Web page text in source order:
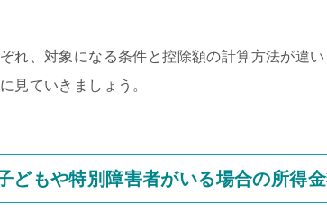
れ、対象になる条件と控除額の計算方法が違い
見ていきましょう。
どもや特別障害者がいる場合の所得